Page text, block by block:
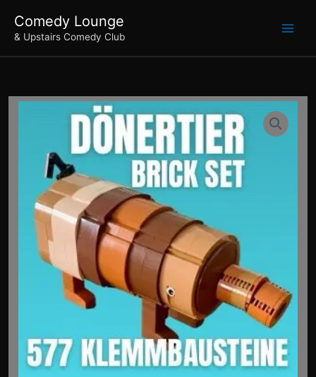
Inhalt
springen
Comedy Lounge
& Upstairs Comedy Club
Menge